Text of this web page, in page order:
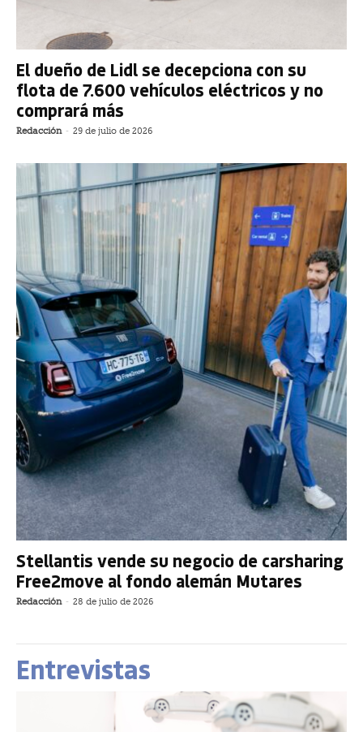
El dueño de Lidl se decepciona con su
flota de 7.600 vehículos eléctricos y no
comprará más
Redacción - 29 de julio de 2026
Stellantis vende su negocio de carsharing
Free2move al fondo alemán Mutares
Redacción - 28 de julio de 2026
Entrevistas